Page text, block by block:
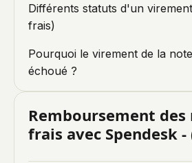
Différents statuts d'un
frais)
Pourquoi le virement de la
échoué ?
Remboursement des
frais avec Spendesk -